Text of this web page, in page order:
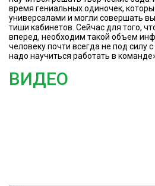
время гениальных одиночек,
универсалами и могли совершать
тиши кабинетов. Сейчас для того,
вперед, необходим такой объем
человеку почти всегда не под силу
надо научиться работать в
ВИДЕО